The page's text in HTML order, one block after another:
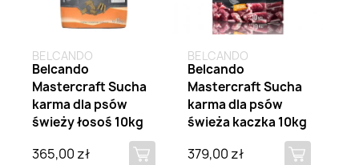
BELCANDO
Belcando
Mastercraft Sucha
karma dla psów
świeży łosoś 10kg
365,00 zł
BELCANDO
Belcando
Mastercraft Sucha
karma dla psów
świeża kaczka 10kg
379,00 zł